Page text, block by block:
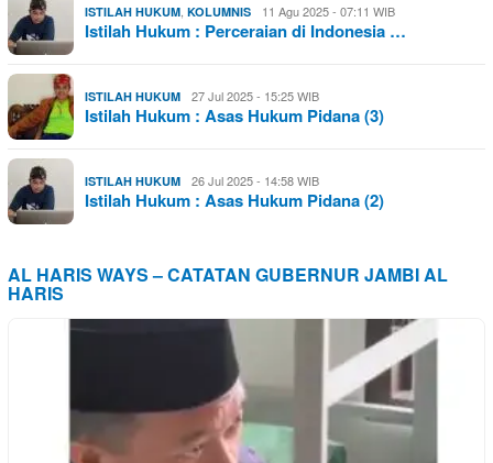
ISTILAH HUKUM KOLUMNIS 11 Agu 2025 - 07:11 WIB
Istilah Hukum : Perceraian di Indonesia …
ISTILAH HUKUM 27 Jul 2025 - 15:25 WIB
Istilah Hukum : Asas Hukum Pidana (3)
ISTILAH HUKUM 26 Jul 2025 - 14:58 WIB
Istilah Hukum : Asas Hukum Pidana (2)
AL HARIS WAYS – CATATAN GUBERNUR JAMBI AL
HARIS